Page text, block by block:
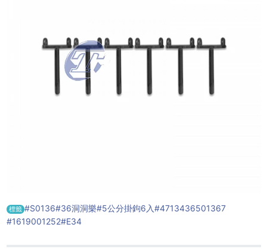
標籤 #S0136#36洞洞樂#5公分掛鉤6入#4713436501367
#1619001252#E34